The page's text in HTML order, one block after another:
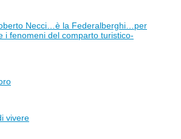
Necci…è la Federalberghi…per
i fenomeni del comparto turistico-
vivere